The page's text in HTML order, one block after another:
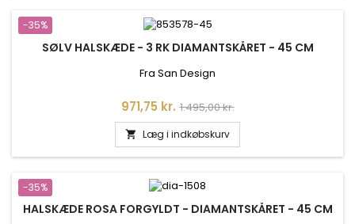
-35%
SØLV HALSKÆDE - 3 RK DIAMANTSKÅRET - 45 CM
Fra San Design
Pris
971,75 kr. Normalpris
1.495,00 kr.
 Læg i indkøbskurv
-35%
HALSKÆDE ROSA FORGYLDT - DIAMANTSKÅRET - 45 CM